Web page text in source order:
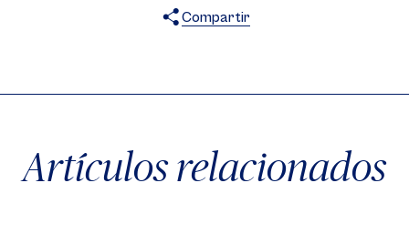
Compartir
Artículos relacionados